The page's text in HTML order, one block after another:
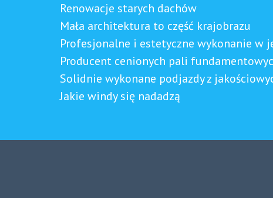
Renowacje starych dachów
Mała architektura to część krajobrazu
Profesjonalne i estetyczne wykonanie w
Producent cenionych pali
Solidnie wykonane podjazdy z
Jakie windy się nadadzą